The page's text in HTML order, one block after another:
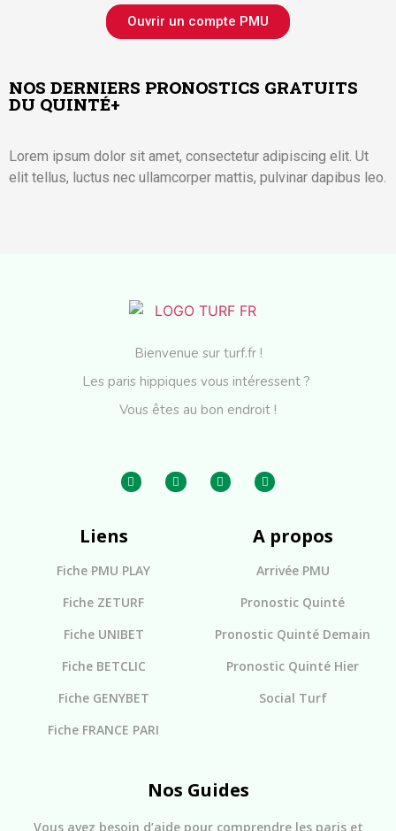
Ouvrir un compte PMU
NOS DERNIERS PRONOSTICS GRATUITS
DU QUINTÉ+
Lorem ipsum dolor sit amet, consectetur adipiscing elit. Ut
elit tellus, luctus nec ullamcorper mattis, pulvinar dapibus leo.
Bienvenue sur turf.fr !
Les paris hippiques vous intéressent ?
Vous êtes au bon endroit !
Liens
Fiche PMU PLAY
Fiche ZETURF
Fiche UNIBET
Fiche BETCLIC
Fiche GENYBET
Fiche FRANCE PARI
A propos
Arrivée PMU
Pronostic Quinté
Pronostic Quinté Demain
Pronostic Quinté Hier
Social Turf
Nos Guides
Vous avez besoin d’aide pour comprendre les paris et